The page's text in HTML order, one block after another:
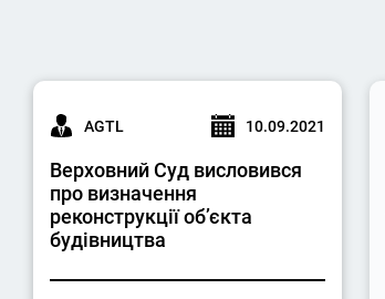
AGTL 10.09.2021
Верховний Суд висловився
про визначення
реконструкції об’єкта
будівництва